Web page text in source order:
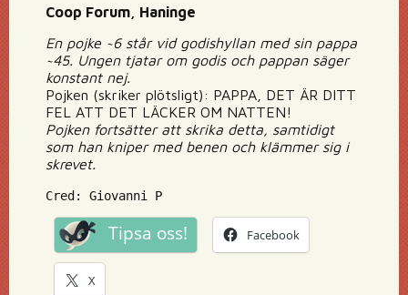
Coop Forum, Haninge
En pojke ~6 står vid godishyllan med sin pappa
~45. Ungen tjatar om godis och pappan säger
konstant nej.
Pojken (skriker plötsligt): PAPPA, DET ÄR DITT
FEL ATT DET LÄCKER OM NATTEN!
Pojken fortsätter att skrika detta, samtidigt
som han kniper med benen och klämmer sig i
skrevet.
Cred: Giovanni P
Tipsa oss! Facebook
X